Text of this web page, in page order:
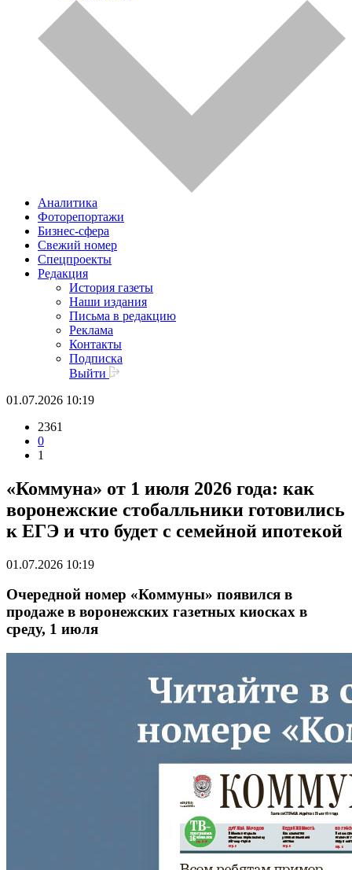
Аналитика
Фоторепортажи
Бизнес-сфера
Свежий номер
Спецпроекты
Редакция
История газеты
Наши издания
Письма в редакцию
Реклама
Контакты
Подписка
Выйти
01.07.2026 10:19
2361
0
1
«Коммуна» от 1 июля 2026 года: как
воронежские стобалльники готовились
к ЕГЭ и что будет с семейной ипотекой
01.07.2026 10:19
Очередной номер «Коммуны» появился в
продаже в воронежских газетных киосках в
среду, 1 июля